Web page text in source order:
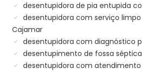
desentupidora de pia entupida
desentupidora com serviço
Cajamar
desentupidora com diagnóstico
desentupimento de fossa
desentupidora com atendimento